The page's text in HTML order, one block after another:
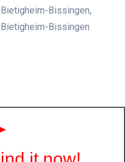
Bietigheim-Bissingen,
Bietigheim-Bissingen